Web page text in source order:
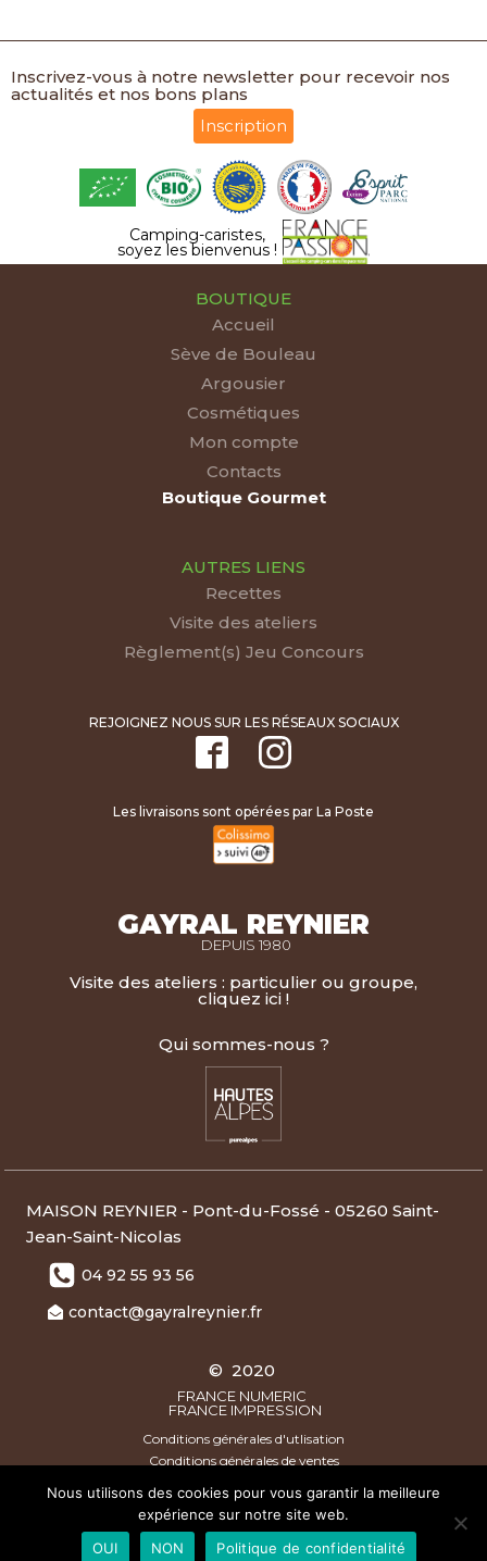
Inscrivez-vous à notre newsletter pour recevoir nos
actualités et nos bons plans
Inscription
Camping-caristes,
soyez les bienvenus !
BOUTIQUE
Accueil
Sève de Bouleau
Argousier
Cosmétiques
Mon compte
Contacts
Boutique Gourmet
AUTRES LIENS
Recettes
Visite des ateliers
Règlement(s) Jeu Concours
REJOIGNEZ NOUS SUR LES RÉSEAUX SOCIAUX
Les livraisons sont opérées par La Poste
GAYRAL REYNIER
DEPUIS 1980
Visite des ateliers : particulier ou groupe,
cliquez ici !
Qui sommes-nous ?
MAISON REYNIER - Pont-du-Fossé - 05260 Saint-
Jean-Saint-Nicolas
04 92 55 93 56
contact@gayralreynier.fr
© 2020
FRANCE NUMERIC
FRANCE IMPRESSION
Conditions générales d'utlisation
Conditions générales de ventes
photos non contractuelles - * Produit issu de l'Agriculture
Nous utilisons des cookies pour vous garantir la meilleure
expérience sur notre site web.
OUI
NON Politique de confidentialité